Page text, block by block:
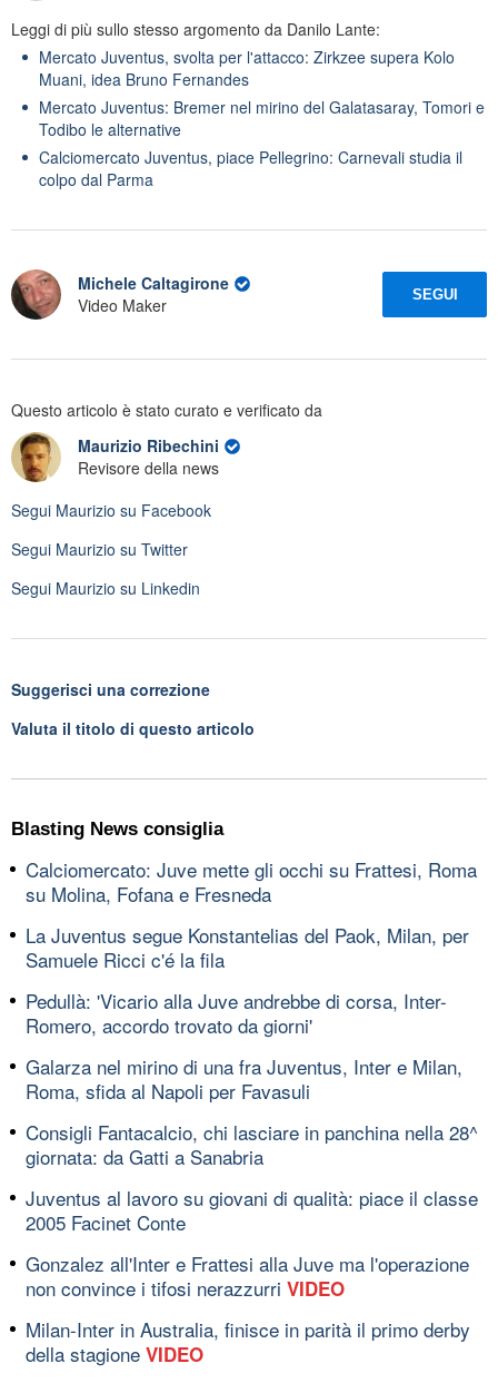
Leggi di più sullo stesso argomento da Danilo Lante:
Mercato Juventus, svolta per l'attacco: Zirkzee supera Kolo
Muani, idea Bruno Fernandes
Mercato Juventus: Bremer nel mirino del Galatasaray, Tomori e
Todibo le alternative
Calciomercato Juventus, piace Pellegrino: Carnevali studia il
colpo dal Parma
Michele Caltagirone
Video Maker
SEGUI
Questo articolo è stato curato e verificato da
Maurizio Ribechini
Revisore della news
Segui Maurizio su Facebook
Segui Maurizio su Twitter
Segui Maurizio su Linkedin
Suggerisci una correzione
Valuta il titolo di questo articolo
Blasting News consiglia
Calciomercato: Juve mette gli occhi su Frattesi, Roma
su Molina, Fofana e Fresneda
La Juventus segue Konstantelias del Paok, Milan, per
Samuele Ricci c'é la fila
Pedullà: 'Vicario alla Juve andrebbe di corsa, Inter-
Romero, accordo trovato da giorni'
Galarza nel mirino di una fra Juventus, Inter e Milan,
Roma, sfida al Napoli per Favasuli
Consigli Fantacalcio, chi lasciare in panchina nella 28^
giornata: da Gatti a Sanabria
Juventus al lavoro su giovani di qualità: piace il classe
2005 Facinet Conte
Gonzalez all'Inter e Frattesi alla Juve ma l'operazione
non convince i tifosi nerazzurri VIDEO
Milan-Inter in Australia, finisce in parità il primo derby
della stagione VIDEO